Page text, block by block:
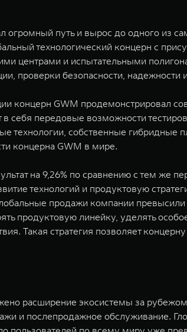
путь и вырос до одного из
технологический концерн с
центрами и испытательными
проверки безопасности, надежности
концерн GWM продемонстрировал
передовые возможности
технологии, собственные гибридные
концерна GWM в мире.
на 9,26% по сравнению с тем же
технологий и продуктовую
продажи компании
продуктовую линейку, уделять
Такая стратегия позволяет
расширение экосистемы за
и послепродажное обслуживание.